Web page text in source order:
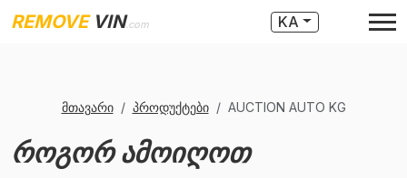
REMOVEVIN.com KA
მთავარი პროდუქტები AUCTION AUTO KG
როგორ ამოიღოთ